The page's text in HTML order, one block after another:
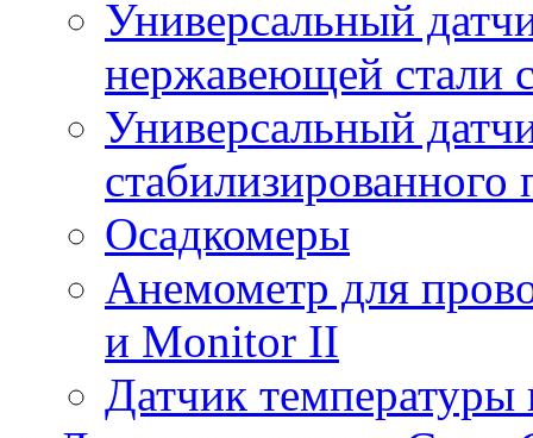
Универсальный
нержавеющей стали
Универсальный
стабилизированного
Осадкомеры
Анемометр для
и Monitor II
Датчик температуры